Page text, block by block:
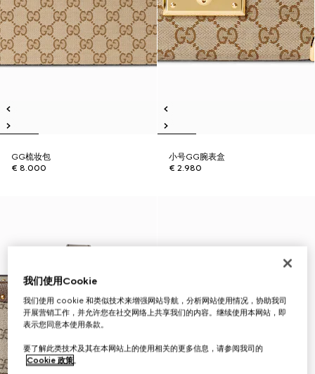
GG梳妆包
€ 8.000
小号GG腕表盒
€ 2.980
我们使用Cookie
我们使用 cookie 和类似技术来增强网站导航，分析网站使用情况，协助我司
开展营销工作，并允许您在社交网络上共享我们的内容。继续使用本网站，即
表示您同意本使用条款。
要了解此类技术及其在本网站上的使用相关的更多信息，请参阅我司的
Cookie 政策。